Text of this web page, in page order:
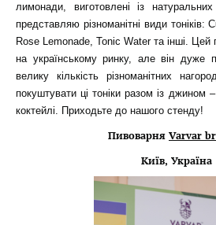
лимонади, виготовлені із
представляю різноманітні види
Rose Lemonade, Tonic Water та інші. Цей
на українському ринку, але він дуже
велику кількість різноманітних
покуштувати ці тоніки разом із джином
коктейлі. Приходьте до нашого стенду!
Пивоварня Varvar
Київ, Україна